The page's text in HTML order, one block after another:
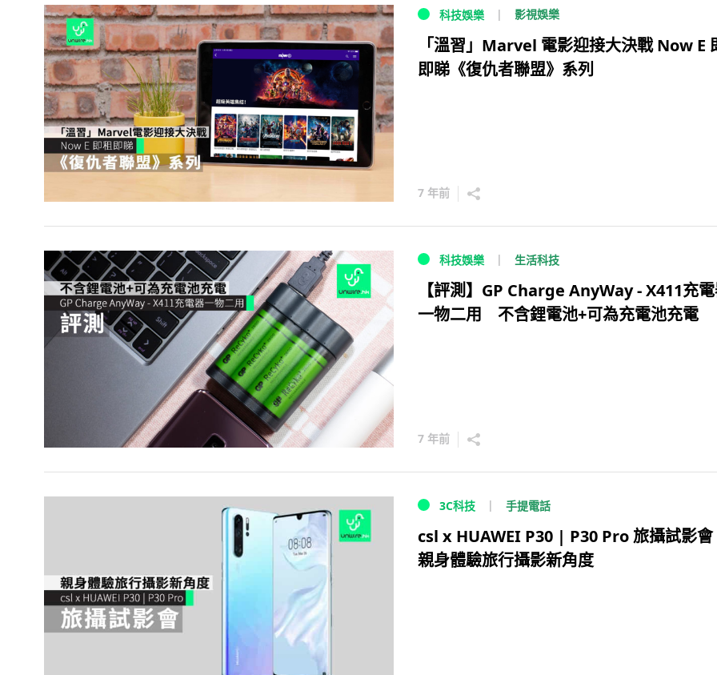
科技娛樂 影視娛樂
「溫習」Marvel 電影迎接大決戰 Now E
即睇《復仇者聯盟》系列
7 年前
科技娛樂 生活科技
【評測】GP Charge AnyWay - X411充
一物二用 不含鋰電池+可為充電池充電
7 年前
3C科技 手提電話
csl x HUAWEI P30 | P30 Pro 旅攝試影
親身體驗旅行攝影新角度